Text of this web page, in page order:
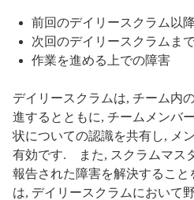
前回のデイリースクラム以
次回のデイリースクラムま
作業を進める上での障害
デイリースクラムは, チーム内
進するとともに, チームメンバ
状についての認識を共有し, メ
有効です. また, スクラムマス
報告された障害を解決すること
は, デイリースクラムにおいて